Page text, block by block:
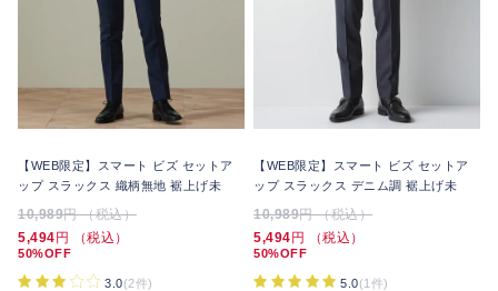
【WEB限定】スマート ビズ セットア
ップ スラックス 織柄無地 裾上げ未
10,989円 （税込）
5,494円 （税込）
50%OFF
3.0(2件)
【WEB限定】スマート ビズ セットア
ップ スラックス デニム調 裾上げ未
10,989円 （税込）
5,494円 （税込）
50%OFF
5.0(1件)